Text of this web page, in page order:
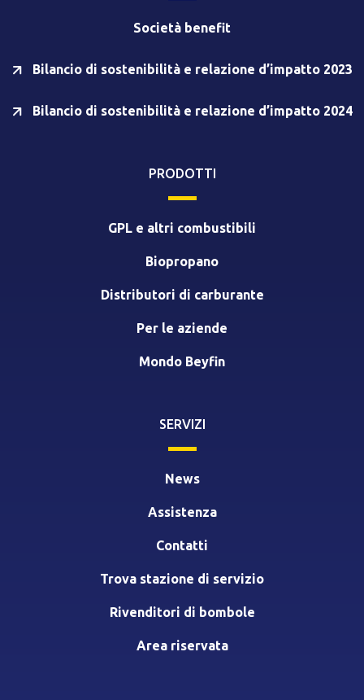
Società benefit
Bilancio di sostenibilità e relazione d’impatto 2023
Bilancio di sostenibilità e relazione d’impatto 2024
PRODOTTI
GPL e altri combustibili
Biopropano
Distributori di carburante
Per le aziende
Mondo Beyfin
SERVIZI
News
Assistenza
Contatti
Trova stazione di servizio
Rivenditori di bombole
Area riservata